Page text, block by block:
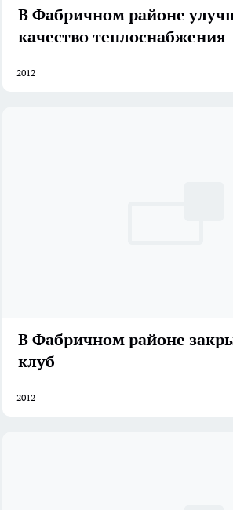
В Фабричном районе
качество теплоснабжения
2012
В Фабричном районе
клуб
2012